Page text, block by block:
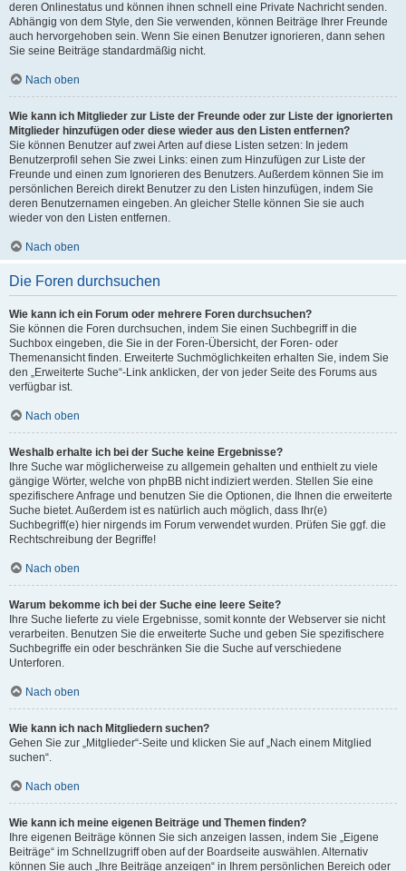
deren Onlinestatus und können ihnen schnell eine Private Nachricht senden.
Abhängig von dem Style, den Sie verwenden, können Beiträge Ihrer Freunde
auch hervorgehoben sein. Wenn Sie einen Benutzer ignorieren, dann sehen
Sie seine Beiträge standardmäßig nicht.
Nach oben
Wie kann ich Mitglieder zur Liste der Freunde oder zur Liste der ignorierten
Mitglieder hinzufügen oder diese wieder aus den Listen entfernen?
Sie können Benutzer auf zwei Arten auf diese Listen setzen: In jedem
Benutzerprofil sehen Sie zwei Links: einen zum Hinzufügen zur Liste der
Freunde und einen zum Ignorieren des Benutzers. Außerdem können Sie im
persönlichen Bereich direkt Benutzer zu den Listen hinzufügen, indem Sie
deren Benutzernamen eingeben. An gleicher Stelle können Sie sie auch
wieder von den Listen entfernen.
Nach oben
Die Foren durchsuchen
Wie kann ich ein Forum oder mehrere Foren durchsuchen?
Sie können die Foren durchsuchen, indem Sie einen Suchbegriff in die
Suchbox eingeben, die Sie in der Foren-Übersicht, der Foren- oder
Themenansicht finden. Erweiterte Suchmöglichkeiten erhalten Sie, indem Sie
den „Erweiterte Suche“-Link anklicken, der von jeder Seite des Forums aus
verfügbar ist.
Nach oben
Weshalb erhalte ich bei der Suche keine Ergebnisse?
Ihre Suche war möglicherweise zu allgemein gehalten und enthielt zu viele
gängige Wörter, welche von phpBB nicht indiziert werden. Stellen Sie eine
spezifischere Anfrage und benutzen Sie die Optionen, die Ihnen die erweiterte
Suche bietet. Außerdem ist es natürlich auch möglich, dass Ihr(e)
Suchbegriff(e) hier nirgends im Forum verwendet wurden. Prüfen Sie ggf. die
Rechtschreibung der Begriffe!
Nach oben
Warum bekomme ich bei der Suche eine leere Seite?
Ihre Suche lieferte zu viele Ergebnisse, somit konnte der Webserver sie nicht
verarbeiten. Benutzen Sie die erweiterte Suche und geben Sie spezifischere
Suchbegriffe ein oder beschränken Sie die Suche auf verschiedene
Unterforen.
Nach oben
Wie kann ich nach Mitgliedern suchen?
Gehen Sie zur „Mitglieder“-Seite und klicken Sie auf „Nach einem Mitglied
suchen“.
Nach oben
Wie kann ich meine eigenen Beiträge und Themen finden?
Ihre eigenen Beiträge können Sie sich anzeigen lassen, indem Sie „Eigene
Beiträge“ im Schnellzugriff oben auf der Boardseite auswählen. Alternativ
können Sie auch „Ihre Beiträge anzeigen“ in Ihrem persönlichen Bereich oder